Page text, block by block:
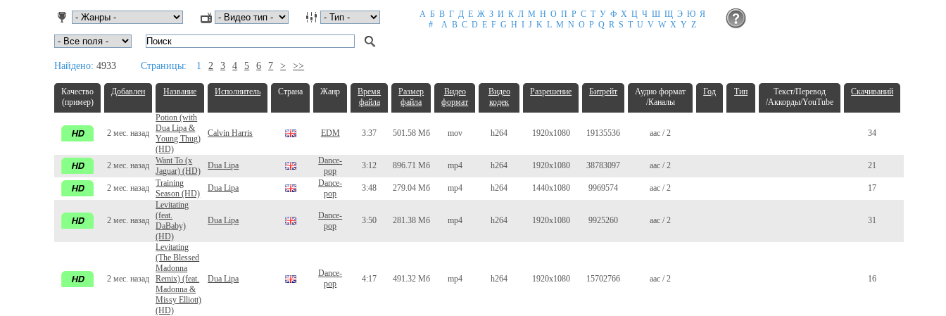
А Б В Г Д Е Ж З И К Л М Н О П Р С Т У Ф Х Ц Ч Ш Щ Э Ю Я
#
A B C D E F G H I J K L M N O P Q R S T U V W X Y Z
Найдено: 4933 Страницы: 1 2 3 4 5 6 7 > >>
Качество
(пример)
Добавлен Название Исполнитель Страна Жанр
Время
файла
Размер
файла
Видео
формат
Видео
кодек
Разрешение Битрейт
Аудио формат
/Каналы
Год Тип
Текст/Перевод
/Аккорды/YouTube
Скачиваний
2 мес. назад
Potion (with
Dua Lipa &
Young Thug)
(HD)
Calvin Harris EDM 3:37 501.58 Мб mov h264 1920x1080 19135536 aac / 2 34
2 мес. назад
Want To (x
Jaguar) (HD)
Dua Lipa
Dance-
pop
3:12 896.71 Мб mp4 h264 1920x1080 38783097 aac / 2 21
2 мес. назад
Training
Season (HD)
Dua Lipa
Dance-
pop
3:48 279.04 Мб mp4 h264 1440x1080 9969574 aac / 2 17
2 мес. назад
Levitating
(feat.
DaBaby)
(HD)
Dua Lipa
Dance-
pop
3:50 281.38 Мб mp4 h264 1920x1080 9925260 aac / 2 31
2 мес. назад
Levitating
(The Blessed
Madonna
Remix) (feat.
Madonna &
Missy Elliott)
(HD)
Dua Lipa
Dance-
pop
4:17 491.32 Мб mp4 h264 1920x1080 15702766 aac / 2 16